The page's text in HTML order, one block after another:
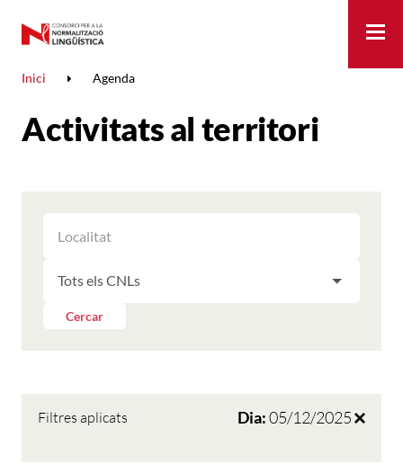
Inici Agenda
Activitats al territori
ELS
RESULTATS
LES
PER
LES
Cercar
Filtres aplicats Dia:05/12/2025